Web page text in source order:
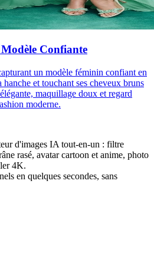
Confiante
un modèle féminin confiant en
et touchant ses cheveux bruns
maquillage doux et regard
moderne.
d'images IA tout-en-un : filtre
rasé, avatar cartoon et anime, photo
4K.
en quelques secondes, sans